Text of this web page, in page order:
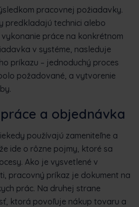
pracovnej požiadavky.
predkladajú technici alebo
práce na konkrétnom
v systéme, nasleduje
príkazu – jednoduchý proces
požadované, a vytvorenie
a objednávka
používajú zameniteľne a
ide o rôzne pojmy, ktoré sa
Ako je vysvetlené v
pracovný príkaz je dokument na
prác. Na druhej strane
ktorá povoľuje nákup tovaru a